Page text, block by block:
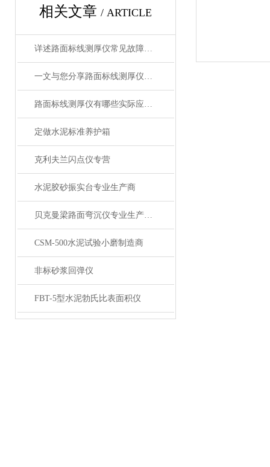
相关文章 / ARTICLE
详述路面标线测厚仪常见故障及相应解决措施
一文与您分享路面标线测厚仪的正确操作步骤
路面标线测厚仪有哪些实际应用？
定做水泥标准养护箱
克利夫兰闪点仪专营
水泥胶砂振实台专业生产商
贝克曼梁路面弯沉仪专业生产企业
CSM-500水泥试验小磨制造商
非标砂浆回弹仪
FBT-5型水泥勃氏比表面积仪